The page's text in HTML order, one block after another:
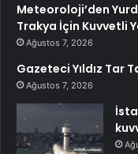
Meteoroloji’den
Trakya İçin Kuvvetli
Ağustos 7, 2026
Gazeteci Yıldız Tar
Ağustos 7, 2026